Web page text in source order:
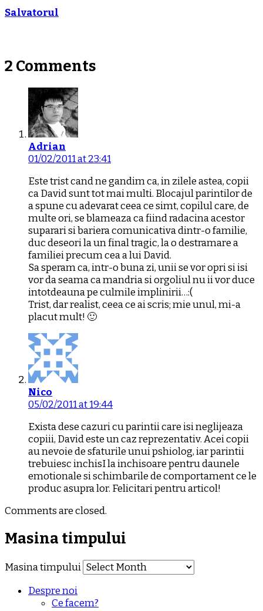
Salvatorul
2 Comments
Adrian
01/02/2011 at 23:41
Este trist cand ne gandim ca, in zilele astea, copii
ca David sunt tot mai multi. Blocajul parintilor de
a spune cu adevarat ceea ce simt, copilul care, de
multe ori, se blameaza ca fiind radacina acestor
suparari si bariera comunicativa dintr-o familie,
duc deseori la un final tragic, la o destramare a
familiei precum cea a lui David.
Sa speram ca, intr-o buna zi, unii se vor opri si isi
vor da seama ca mandria si orgoliul nu ii vor duce
intotdeauna pe culmile implinirii…:(
Trist, dar realist, ceea ce ai scris; mie unul, mi-a
placut mult! 🙂
Nico
05/02/2011 at 19:44
Exista dese cazuri cu parintii care isi neglijeaza
copiii, David este un caz reprezentativ. Acei copii
au nevoie de sfaturile unui pshiolog, iar parintii
trebuiesc inchisI la inchisoare pentru daunele
emotionale si schimbarile de comportament ce le
produc asupra lor. Felicitari pentru articol!
Comments are closed.
Masina timpului
Masina timpului
Despre noi
Ce facem?